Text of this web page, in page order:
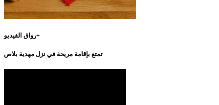
رواق الفيديو+
تمتع بإقامة مريحة في نزل مهدية بلاص